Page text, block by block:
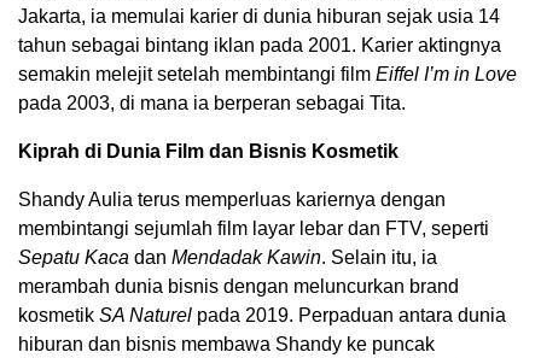
Jakarta, ia memulai karier di dunia hiburan sejak usia 14
tahun sebagai bintang iklan pada 2001. Karier aktingnya
semakin melejit setelah membintangi film Eiffel I’m in Love
pada 2003, di mana ia berperan sebagai Tita.
Kiprah di Dunia Film dan Bisnis Kosmetik
Shandy Aulia terus memperluas kariernya dengan
membintangi sejumlah film layar lebar dan FTV, seperti
Sepatu Kaca dan Mendadak Kawin. Selain itu, ia
merambah dunia bisnis dengan meluncurkan brand
kosmetik SA Naturel pada 2019. Perpaduan antara dunia
hiburan dan bisnis membawa Shandy ke puncak